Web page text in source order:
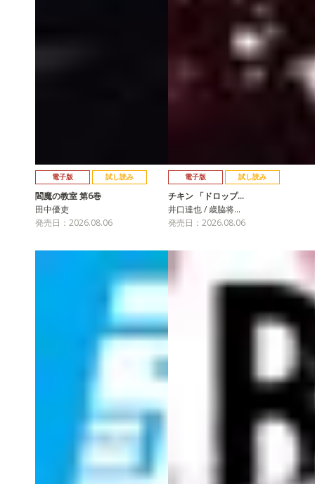
電子版 試し読み
閻魔の教室 第6巻
田中優吏
発売日：2026.08.06
電子版 試し読み
チキン 「ドロップ…
井口達也 / 歳脇将…
発売日：2026.08.06